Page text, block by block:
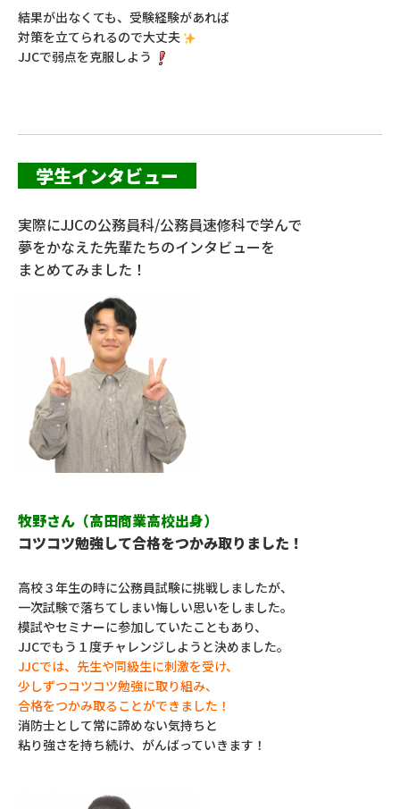
結果が出なくても、受験経験があれば
対策を立てられるので大丈夫
JJCで弱点を克服しよう
学生インタビュー
実際にJJCの公務員科/公務員速修科で学んで
夢をかなえた先輩たちのインタビューを
まとめてみました！
牧野さん（高田商業高校出身）
コツコツ勉強して合格をつかみ取りました！
高校３年生の時に公務員試験に挑戦しましたが、
一次試験で落ちてしまい悔しい思いをしました。
模試やセミナーに参加していたこともあり、
JJCでもう１度チャレンジしようと決めました。
JJCでは、先生や同級生に刺激を受け、
少しずつコツコツ勉強に取り組み、
合格をつかみ取ることができました！
消防士として常に諦めない気持ちと
粘り強さを持ち続け、がんばっていきます！